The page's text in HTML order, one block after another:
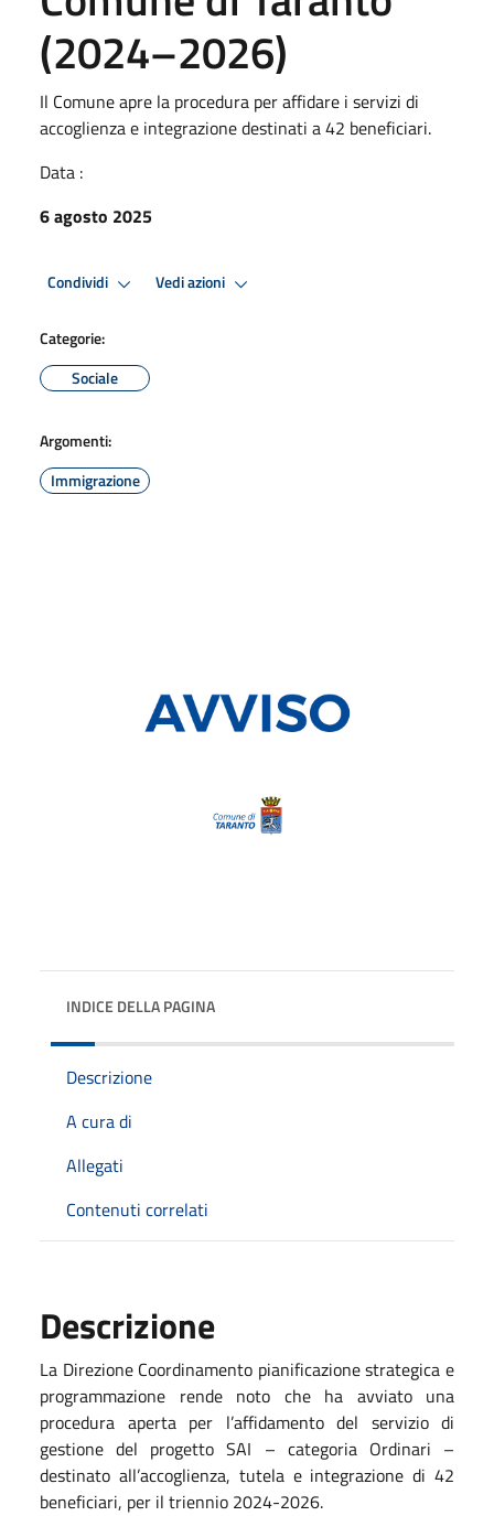
(2024–2026)
Il Comune apre la procedura per affidare i servizi di
accoglienza e integrazione destinati a 42 beneficiari.
Data :
6 agosto 2025
Condividi Vedi azioni
Categorie:
Sociale
Argomenti:
Immigrazione
INDICE DELLA PAGINA
Descrizione
A cura di
Allegati
Contenuti correlati
Descrizione
La Direzione Coordinamento pianificazione strategica e
programmazione rende noto che ha avviato una
procedura aperta per l’affidamento del servizio di
gestione del progetto SAI – categoria Ordinari –
destinato all’accoglienza, tutela e integrazione di 42
beneficiari, per il triennio 2024-2026.